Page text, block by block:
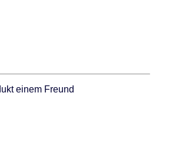
einem Freund